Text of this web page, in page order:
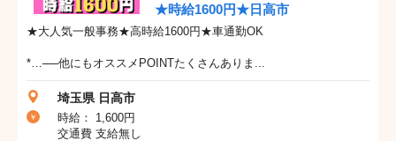
★時給1600円★日高市
★大人気一般事務★高時給1600円★車通勤OK
*…──他にもオススメPOINTたくさんありま...
埼玉県 日高市
時給： 1,600円
交通費 支給無し